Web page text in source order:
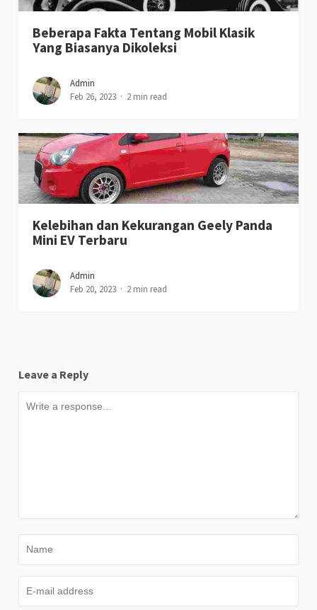
Beberapa Fakta Tentang Mobil Klasik
Yang Biasanya Dikoleksi
Admin
Feb 26, 2023
2 min read
Kelebihan dan Kekurangan Geely Panda
Mini EV Terbaru
Admin
Feb 20, 2023
2 min read
Leave a Reply